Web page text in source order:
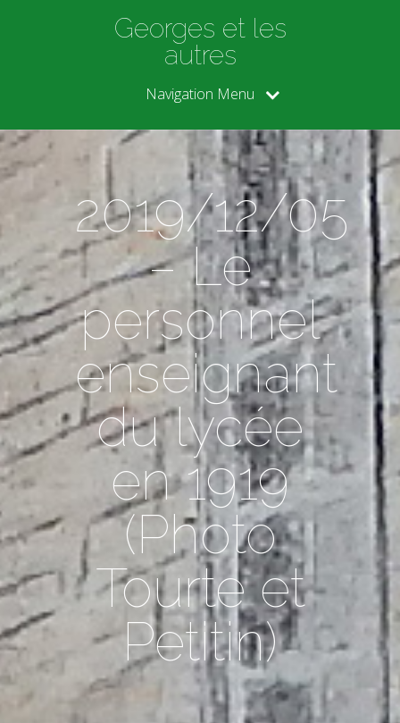
Georges et les
autres
Navigation Menu
2019/12/05
– Le
personnel
enseignant
du lycée
en 1919
(Photo
Tourte et
Petitin)